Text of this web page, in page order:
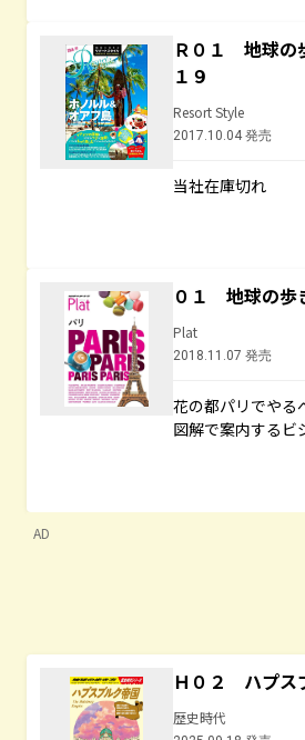
Ｒ０１ 地球の
１９
Resort Style
2017.10.04 発売
当社在庫切れ
０１ 地球の
Plat
2018.11.07 発売
花の都パリでやる
図解で案内するビ
AD
Ｈ０２ ハプス
歴史時代